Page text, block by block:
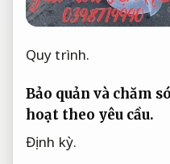
Quy trình.
Bảo quản và chăm
hoạt theo yêu cầu.
Định kỳ.